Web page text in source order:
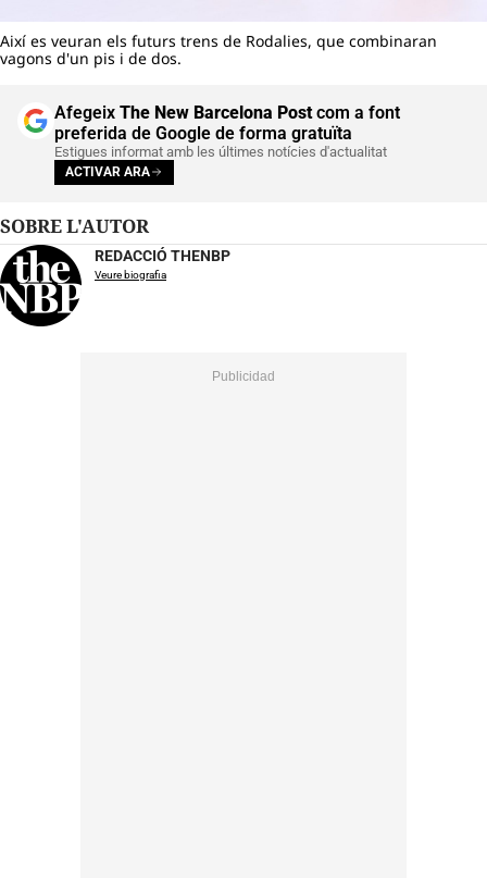
Així es veuran els futurs trens de Rodalies, que combinaran
vagons d'un pis i de dos.
Afegeix The New Barcelona Postcom a font
preferida de Google de forma gratuïta
Estigues informat amb les últimes notícies d'actualitat
ACTIVAR ARA
SOBRE L'AUTOR
REDACCIÓ THENBP
Veure biografia